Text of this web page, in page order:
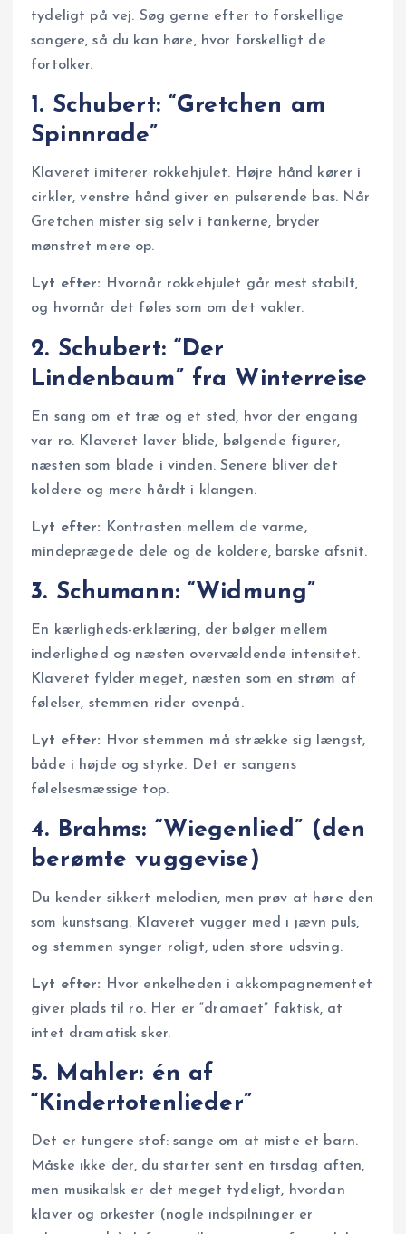
tydeligt på vej. Søg gerne efter to forskellige
sangere, så du kan høre, hvor forskelligt de
fortolker.
1. Schubert: “Gretchen am
Spinnrade”
Klaveret imiterer rokkehjulet. Højre hånd kører i
cirkler, venstre hånd giver en pulserende bas. Når
Gretchen mister sig selv i tankerne, bryder
mønstret mere op.
Lyt efter: Hvornår rokkehjulet går mest stabilt,
og hvornår det føles som om det vakler.
2. Schubert: “Der
Lindenbaum” fra Winterreise
En sang om et træ og et sted, hvor der engang
var ro. Klaveret laver blide, bølgende figurer,
næsten som blade i vinden. Senere bliver det
koldere og mere hårdt i klangen.
Lyt efter: Kontrasten mellem de varme,
mindeprægede dele og de koldere, barske afsnit.
3. Schumann: “Widmung”
En kærligheds-erklæring, der bølger mellem
inderlighed og næsten overvældende intensitet.
Klaveret fylder meget, næsten som en strøm af
følelser, stemmen rider ovenpå.
Lyt efter: Hvor stemmen må strække sig længst,
både i højde og styrke. Det er sangens
følelsesmæssige top.
4. Brahms: “Wiegenlied” (den
berømte vuggevise)
Du kender sikkert melodien, men prøv at høre den
som kunstsang. Klaveret vugger med i jævn puls,
og stemmen synger roligt, uden store udsving.
Lyt efter: Hvor enkelheden i akkompagnementet
giver plads til ro. Her er “dramaet” faktisk, at
intet dramatisk sker.
5. Mahler: én af
“Kindertotenlieder”
Det er tungere stof: sange om at miste et barn.
Måske ikke der, du starter sent en tirsdag aften,
men musikalsk er det meget tydeligt, hvordan
klaver og orkester (nogle indspilninger er